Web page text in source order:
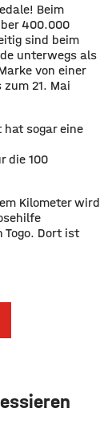
Beim
400.000
sind beim
unterwegs als
von einer
21. Mai
sogar eine
die 100
Kilometer wird
Dort ist